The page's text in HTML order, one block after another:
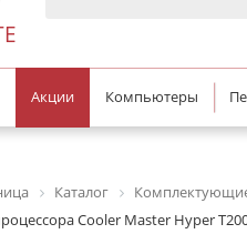
Акции Компьютеры
Каталог
Cooler Master Hyper